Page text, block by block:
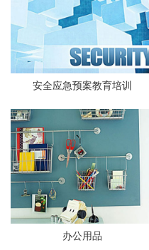
安全应急预案教育培训
办公用品